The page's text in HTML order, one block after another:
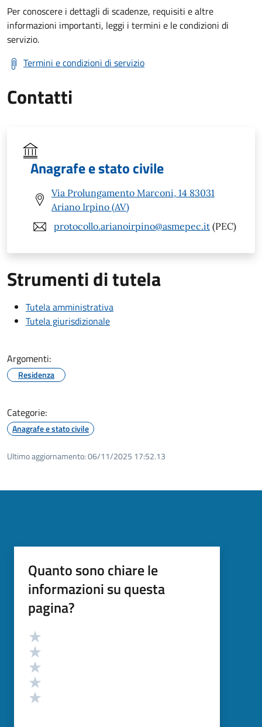
Per conoscere i dettagli di scadenze, requisiti e altre
informazioni importanti, leggi i termini e le condizioni di
servizio.
Termini e condizioni di servizio
Contatti
Anagrafe e stato civile
Via Prolungamento Marconi, 14 83031
Ariano Irpino (AV)
protocollo.arianoirpino@asmepec.it (PEC)
Strumenti di tutela
Tutela amministrativa
Tutela giurisdizionale
Argomenti:
Residenza
Categorie:
Anagrafe e stato civile
Ultimo aggiornamento:06/11/2025 17:52.13
Quanto sono chiare le
informazioni su questa
pagina?
Valutazione